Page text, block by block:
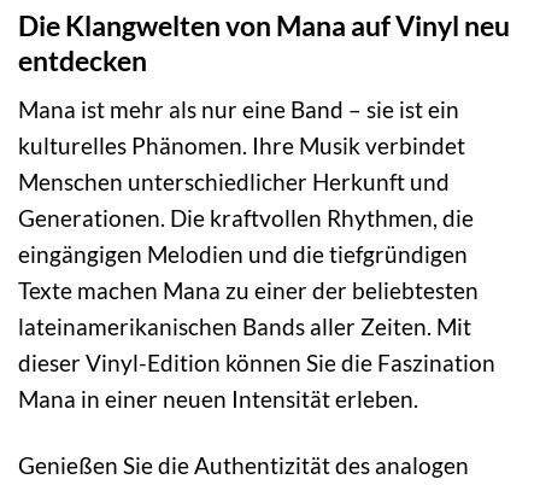
Die Klangwelten von Mana auf Vinyl neu
entdecken
Mana ist mehr als nur eine Band – sie ist ein
kulturelles Phänomen. Ihre Musik verbindet
Menschen unterschiedlicher Herkunft und
Generationen. Die kraftvollen Rhythmen, die
eingängigen Melodien und die tiefgründigen
Texte machen Mana zu einer der beliebtesten
lateinamerikanischen Bands aller Zeiten. Mit
dieser Vinyl-Edition können Sie die Faszination
Mana in einer neuen Intensität erleben.
Genießen Sie die Authentizität des analogen